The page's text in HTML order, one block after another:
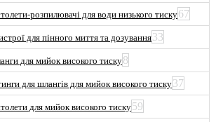
розпилювачі для води низького тиску67
для пінного миття та дозування33
для мийок високого тиску8
для шлангів для мийок високого тиску37
для мийок високого тиску59